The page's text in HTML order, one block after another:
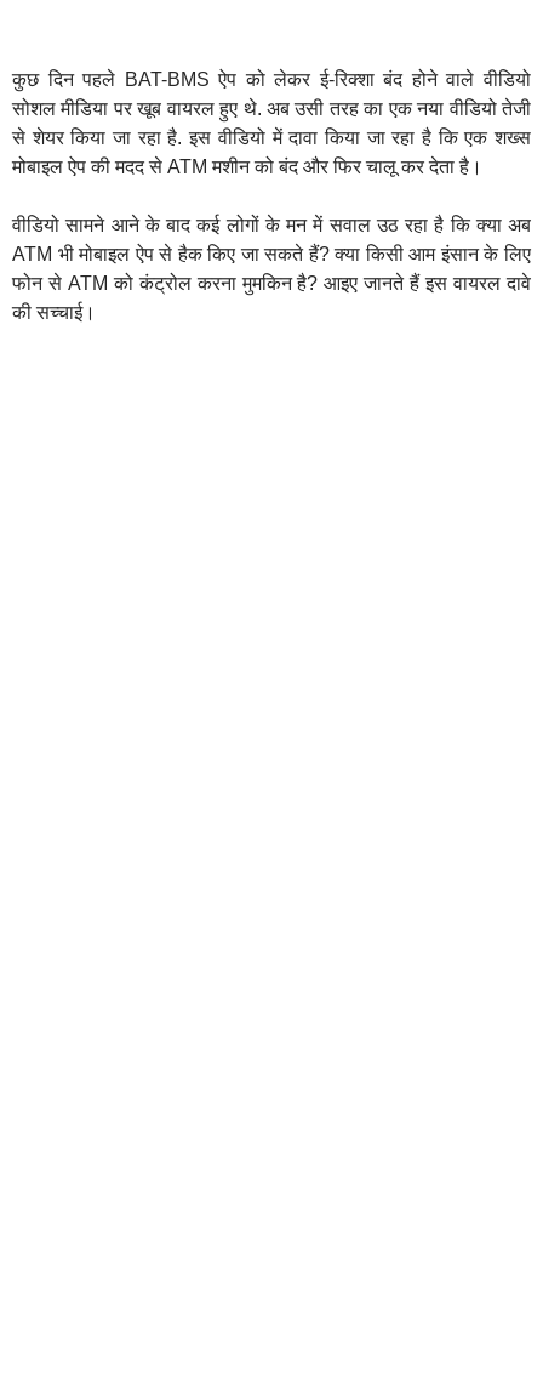
कुछ दिन पहले BAT-BMS ऐप को लेकर ई-रिक्शा बंद होने वाले वीडियो
सोशल मीडिया पर खूब वायरल हुए थे. अब उसी तरह का एक नया वीडियो तेजी
से शेयर किया जा रहा है. इस वीडियो में दावा किया जा रहा है कि एक शख्स
मोबाइल ऐप की मदद से ATM मशीन को बंद और फिर चालू कर देता है।
वीडियो सामने आने के बाद कई लोगों के मन में सवाल उठ रहा है कि क्या अब
ATM भी मोबाइल ऐप से हैक किए जा सकते हैं? क्या किसी आम इंसान के लिए
फोन से ATM को कंट्रोल करना मुमकिन है? आइए जानते हैं इस वायरल दावे
की सच्चाई।